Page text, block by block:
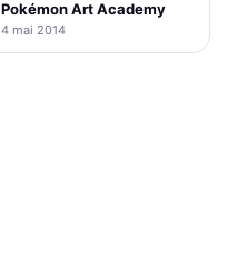
Pokémon Art Academy
4 mai 2014